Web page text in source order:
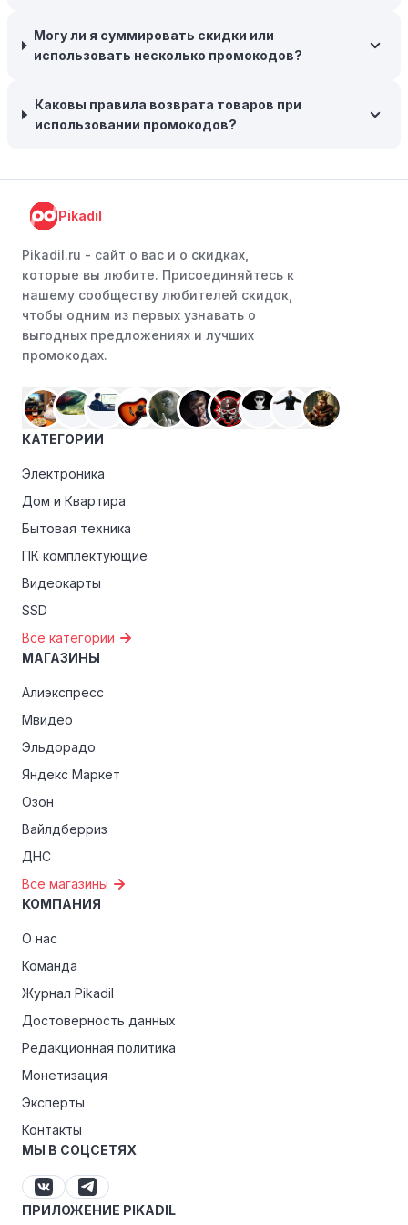
продаже.
доставку, что позволяет сэкономить. Некоторые
магазины предоставляют бесплатную доставку при
Следите за социальными сетями:
социальных сетях, таких как VK, Facebook или
Instagram. Ритейлеры часто делятся со своими
подписчиками эксклюзивными кодами скидок или
акциями.
Программы лояльности:Присоединяйтесь к
программам лояльности, предлагаемым интернет-
преимуществами, как скидки только для участников,
ранний доступ к распродажам или эксклюзивным
акциям.
Особые скидки:
критериям, проверьте, предоставляет ли AST
пенсионеров.
Могу ли я суммировать скидки или
использовать несколько промокодов?
Каковы правила возврата товаров при
использовании промокодов?
Pikadil
Pikadil.ru - cайт о вас и о скидках,
которые вы любите. Присоединяйтесь к
нашему сообществу любителей скидок,
чтобы одним из первых узнавать о
выгодных предложениях и лучших
промокодах.
КАТЕГОРИИ
Электроника
Дом и Квартира
Бытовая техника
ПК комплектующие
Видеокарты
SSD
Все категории
МАГАЗИНЫ
Алиэкспресс
Мвидео
Эльдорадо
Яндекс Маркет
Озон
Вайлдберриз
ДНС
Все магазины
КОМПАНИЯ
О нас
Команда
Журнал Pikadil
Достоверность данных
Редакционная политика
Монетизация
Эксперты
Контакты
МЫ В СОЦСЕТЯХ
ПРИЛОЖЕНИЕ PIKADIL